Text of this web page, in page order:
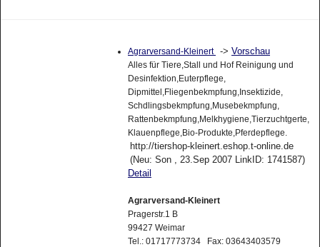
Agrarversand-Kleinert -> Vorschau
Alles für Tiere,Stall und Hof Reinigung und
Desinfektion,Euterpflege,
Dipmittel,Fliegenbekmpfung,Insektizide,
Schdlingsbekmpfung,Musebekmpfung,
Rattenbekmpfung,Melkhygiene,Tierzuchtgerte,
Klauenpflege,Bio-Produkte,Pferdepflege.
http://tiershop-kleinert.eshop.t-online.de
(Neu: Son , 23.Sep 2007 LinkID: 1741587)
Detail
Agrarversand-Kleinert
Pragerstr.1 B
99427 Weimar
Tel.: 01717773734 Fax: 03643403579